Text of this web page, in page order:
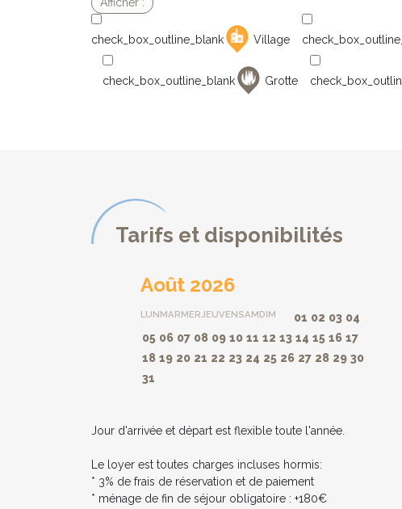
Village
Grotte
Tarifs et disponibilités
Août 2026
LUNMARMERJEUVENSAMDIM 01 02 03 04
05 06 07 08 09 10 11 12 13 14 15 16 17
18 19 20 21 22 23 24 25 26 27 28 29 30
31
Jour d'arrivée et départ est flexible toute l'année.
Le loyer est toutes charges incluses hormis:
* 3% de frais de réservation et de paiement
* ménage de fin de séjour obligatoire : +180€